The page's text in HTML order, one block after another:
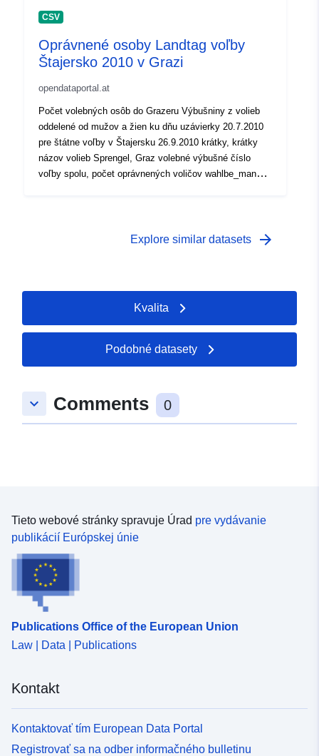
CSV
Oprávnené osoby Landtag voľby
Štajersko 2010 v Grazi
opendataportal.at
Počet volebných osôb do Grazeru Výbušniny z volieb
oddelené od mužov a žien ku dňu uzávierky 20.7.2010
pre štátne voľby v Štajersku 26.9.2010 krátky, krátky
názov volieb Sprengel, Graz volebné výbušné číslo
voľby spolu, počet oprávnených voličov wahlbe_mann,
Explore similar datasets arrow_forward
Kvalita
Podobné datasety
keyboard_arrow_down Comments 0
Tieto webové stránky spravuje Úrad pre vydávanie
publikácií Európskej únie
Publications Office of the European Union
Law | Data | Publications
Kontakt
Kontaktovať tím European Data Portal
Registrovať sa na odber informačného bulletinu